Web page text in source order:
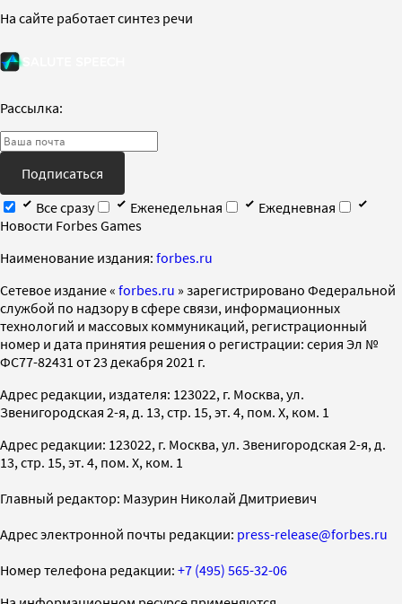
На сайте работает синтез речи
Рассылка:
Подписаться
Все сразу
Еженедельная
Ежедневная
Новости Forbes Games
Наименование издания: forbes.ru
Cетевое издание « forbes.ru » зарегистрировано Федеральной
службой по надзору в сфере связи, информационных
технологий и массовых коммуникаций, регистрационный
номер и дата принятия решения о регистрации: серия Эл №
ФС77-82431 от 23 декабря 2021 г.
Адрес редакции, издателя: 123022, г. Москва, ул.
Звенигородская 2-я, д. 13, стр. 15, эт. 4, пом. X, ком. 1
Адрес редакции: 123022, г. Москва, ул. Звенигородская 2-я, д.
13, стр. 15, эт. 4, пом. X, ком. 1
Главный редактор: Мазурин Николай Дмитриевич
Адрес электронной почты редакции: press-release@forbes.ru
Номер телефона редакции: +7 (495) 565-32-06